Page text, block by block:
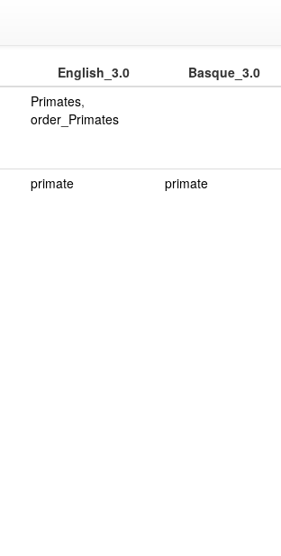
English_3.0 Basque_3.0
Primates,
order_Primates
primate primate